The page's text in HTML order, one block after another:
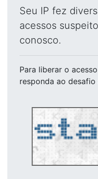
Seu IP fez
acessos
conosco.
Para liberar o acesso
responda ao desafio